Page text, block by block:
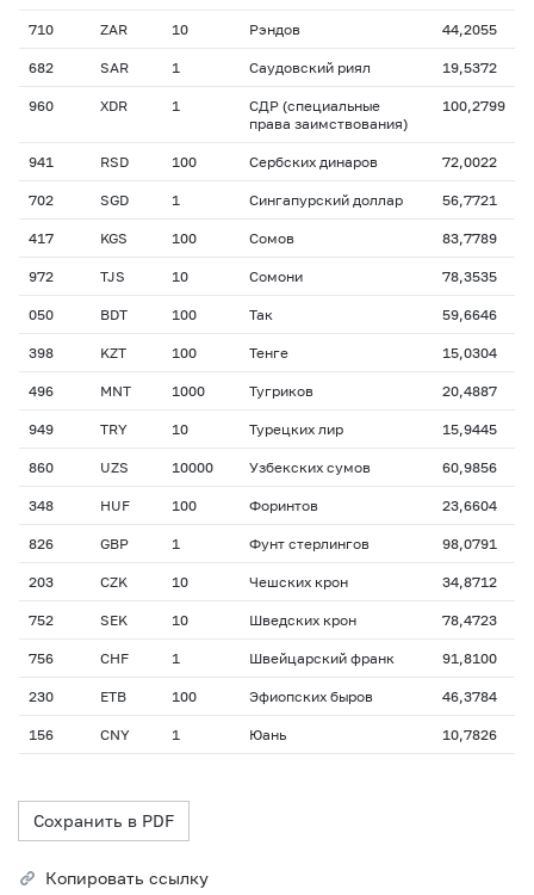
710 ZAR 10 Рэндов 44,2055
682 SAR 1 Саудовский риял 19,5372
960 XDR 1
СДР (специальные
права заимствования)
100,2799
941 RSD 100 Сербских динаров 72,0022
702 SGD 1 Сингапурский доллар 56,7721
417 KGS 100 Сомов 83,7789
972 TJS 10 Сомони 78,3535
050 BDT 100 Так 59,6646
398 KZT 100 Тенге 15,0304
496 MNT 1000 Тугриков 20,4887
949 TRY 10 Турецких лир 15,9445
860 UZS 10000 Узбекских сумов 60,9856
348 HUF 100 Форинтов 23,6604
826 GBP 1 Фунт стерлингов 98,0791
203 CZK 10 Чешских крон 34,8712
752 SEK 10 Шведских крон 78,4723
756 CHF 1 Швейцарский франк 91,8100
230 ETB 100 Эфиопских быров 46,3784
156 CNY 1 Юань 10,7826
Сохранить в PDF
Копировать ссылку